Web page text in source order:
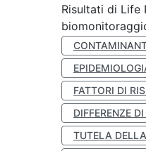
Risultati di Life
FATTORI DI
DIFFERENZE DI
TUTELA